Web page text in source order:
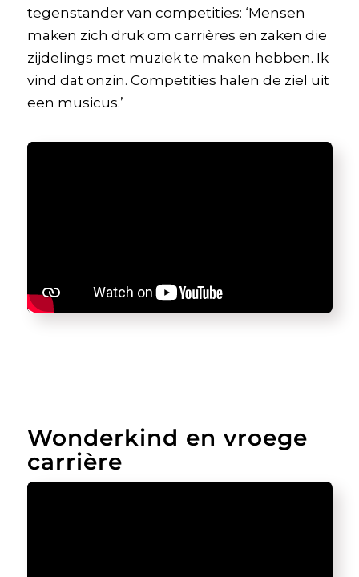
tegenstander van competities: ‘Mensen
maken zich druk om carrières en zaken die
zijdelings met muziek te maken hebben. Ik
vind dat onzin. Competities halen de ziel uit
een musicus.’
Wonderkind en vroege
carrière